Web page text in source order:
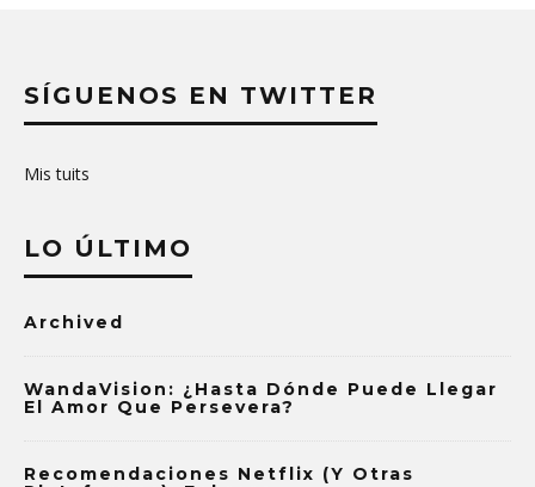
SÍGUENOS EN TWITTER
Mis tuits
LO ÚLTIMO
Archived
WandaVision: ¿Hasta Dónde Puede Llegar
El Amor Que Persevera?
Recomendaciones Netflix (y Otras